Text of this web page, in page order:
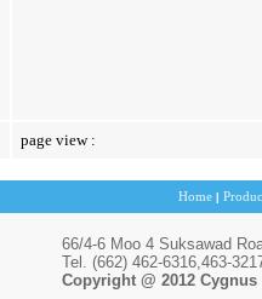
page view :
Home|
66/4-6 Moo 4 Suksawad
Tel. (662) 462-6316,463-
Copyright @ 2012